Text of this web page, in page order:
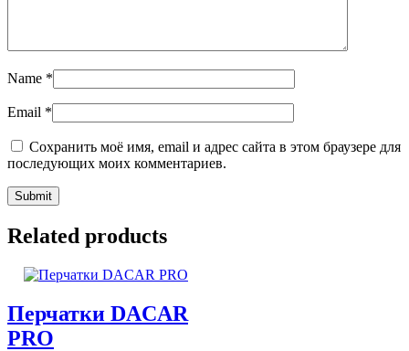
Name *
Email *
Сохранить моё имя, email и адрес сайта в этом браузере для
последующих моих комментариев.
Related products
Перчатки DACAR
PRO